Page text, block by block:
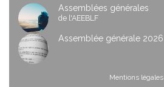
Assemblées générales
de l'AEEBLF
Assemblée générale 2026
Mentions légales